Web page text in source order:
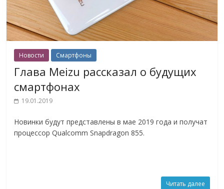
Новости Смартфоны
Глава Meizu рассказал о будущих
смартфонах
19.01.2019
Новинки будут представлены в мае 2019 года и получат
процессор Qualcomm Snapdragon 855.
Читать далее